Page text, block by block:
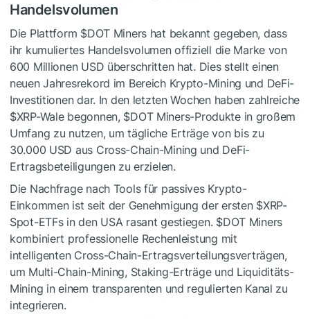
Handelsvolumen
Die Plattform $DOTMiners hat bekannt gegeben, dass
ihr kumuliertes Handelsvolumen offiziell die Marke von
600 Millionen USD überschritten hat. Dies stellt einen
neuen Jahresrekord im Bereich Krypto-Mining und DeFi-
Investitionen dar. In den letzten Wochen haben zahlreiche
$XRP-Wale begonnen, $DOTMiners-Produkte in großem
Umfang zu nutzen, um tägliche Erträge von bis zu
30.000 USD aus Cross-Chain-Mining und DeFi-
Ertragsbeteiligungen zu erzielen.
Die Nachfrage nach Tools für passives Krypto-
Einkommen ist seit der Genehmigung der ersten $XRP-
Spot-ETFs in den USA rasant gestiegen. $DOTMiners
kombiniert professionelle Rechenleistung mit
intelligenten Cross-Chain-Ertragsverteilungsverträgen,
um Multi-Chain-Mining, Staking-Erträge und Liquiditäts-
Mining in einem transparenten und regulierten Kanal zu
integrieren.